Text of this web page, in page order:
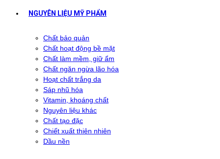
NGUYÊN LIỆU MỸ PHẨM
Chất bảo quản
Chất hoạt động bề mặt
Chất làm mềm, giữ ẩm
Chất ngăn ngừa lão hóa
Hoạt chất trắng da
Sáp nhũ hóa
Vitamin, khoáng chất
Nguyên liệu khác
Chất tạo đặc
Chiết xuất thiên nhiên
Dầu nền